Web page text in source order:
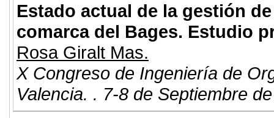
Estado actual de la gestión
comarca del Bages. Estudio
Rosa Giralt Mas.
X Congreso de Ingeniería de
Valencia. . 7-8 de Septiembre